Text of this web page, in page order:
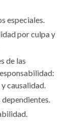
especiales.
por culpa y
de las
causalidad.